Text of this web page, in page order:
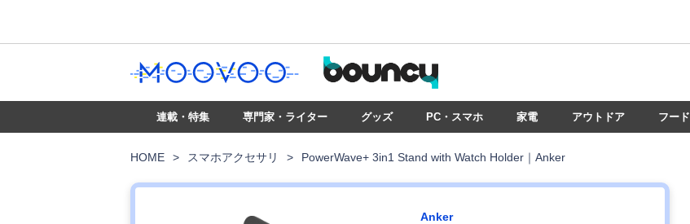
連載・特集 専門家・ライター グッズ PC・スマホ 家電 アウトドア フード
HOME > スマホアクセサリ > PowerWave+ 3in1 Stand with Watch Holder｜Anker
Anker